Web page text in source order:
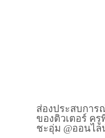
ส่องประสบกา
ของติวเตอร์ ค
ชะอุ่ม @ออนไล